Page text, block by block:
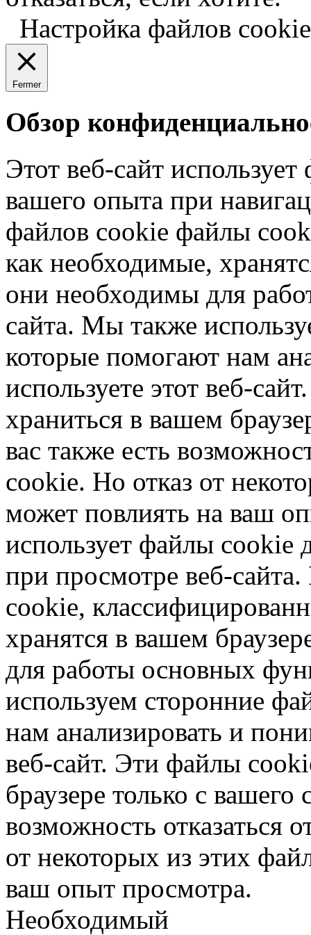
Настройка файлов cookie
Fermer
Обзор
Этот веб-сайт
вашего опыта при
файлов cookie файлы
как необходимые,
они необходимы для
сайта. Мы также
которые помогают нам
используете этот веб-
храниться в вашем
вас также есть
cookie. Но отказ от
может повлиять на ваш
использует файлы cookie
при просмотре веб-
cookie,
хранятся в вашем
для работы основных
используем сторонние
нам анализировать и
веб-сайт. Эти файлы
браузере только с вашего
возможность отказаться
от некоторых из этих
ваш опыт просмотра.
Необходимый